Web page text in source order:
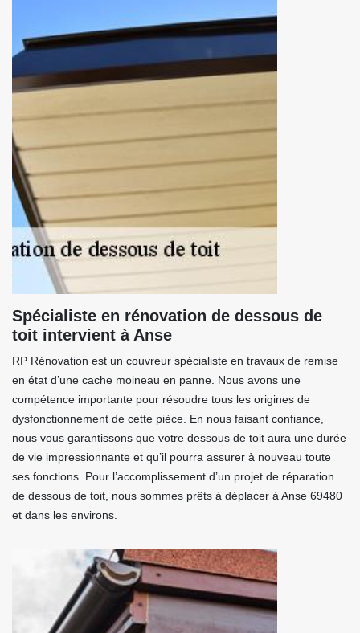
Spécialiste en rénovation de dessous de
toit intervient à Anse
RP Rénovation est un couvreur spécialiste en travaux de remise
en état d’une cache moineau en panne. Nous avons une
compétence importante pour résoudre tous les origines de
dysfonctionnement de cette pièce. En nous faisant confiance,
nous vous garantissons que votre dessous de toit aura une durée
de vie impressionnante et qu’il pourra assurer à nouveau toute
ses fonctions. Pour l’accomplissement d’un projet de réparation
de dessous de toit, nous sommes prêts à déplacer à Anse 69480
et dans les environs.